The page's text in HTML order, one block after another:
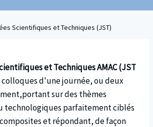
Scientifiques et Techniques (JST)
et Techniques AMAC (JST
colloques d'une journée, ou deux
sur des thèmes
technologiques parfaitement ciblés
et répondant, de façon